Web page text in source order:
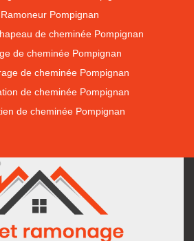
Ramoneur Pompignan
de cheminée Pompignan
de cheminée Pompignan
de cheminée Pompignan
de cheminée Pompignan
de cheminée Pompignan